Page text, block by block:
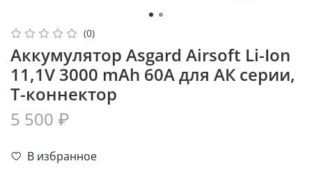
(0)
Аккумулятор Asgard Airsoft Li-Ion
11,1V 3000 mAh 60A для АК серии,
Т-коннектор
5 500 ₽
В избранное